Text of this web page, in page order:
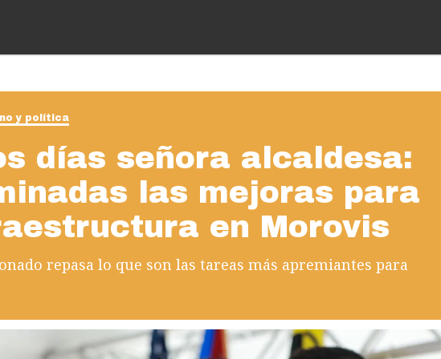
y política
días señora alcaldesa:
las mejoras para
en Morovis
repasa lo que son las tareas más apremiantes para